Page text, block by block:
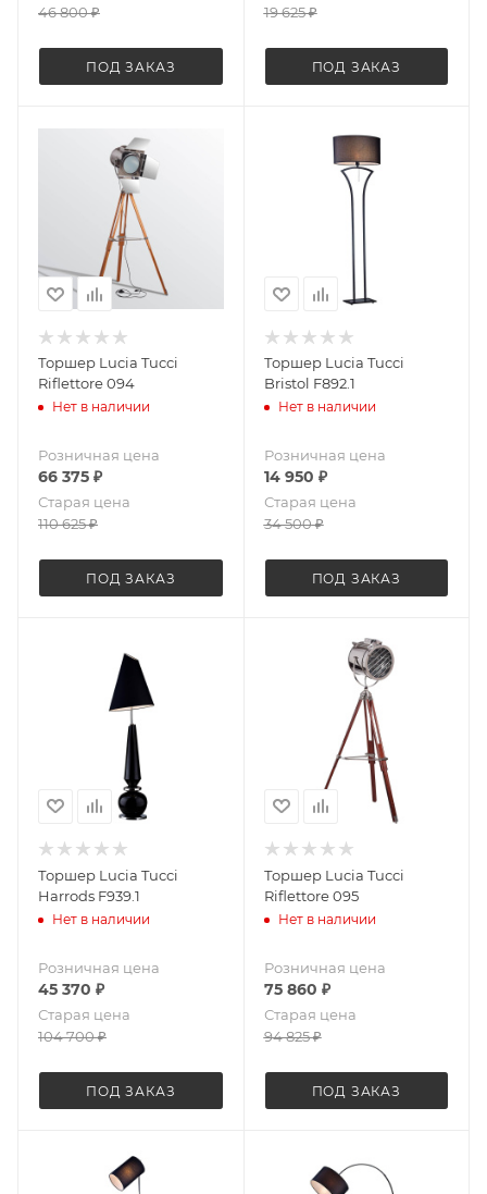
46 800₽
ПОД ЗАКАЗ
19 625₽
ПОД ЗАКАЗ
Торшер Lucia Tucci
Riflettore 094
Нет в наличии
Розничная цена
66 375 ₽
Старая цена
110 625₽
ПОД ЗАКАЗ
Торшер Lucia Tucci
Bristol F892.1
Нет в наличии
Розничная цена
14 950 ₽
Старая цена
34 500₽
ПОД ЗАКАЗ
Торшер Lucia Tucci
Harrods F939.1
Нет в наличии
Розничная цена
45 370 ₽
Старая цена
104 700₽
ПОД ЗАКАЗ
Торшер Lucia Tucci
Riflettore 095
Нет в наличии
Розничная цена
75 860 ₽
Старая цена
94 825₽
ПОД ЗАКАЗ